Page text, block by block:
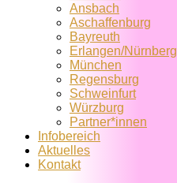
Ansbach
Aschaffenburg
Bayreuth
Erlangen/Nürnberg
München
Regensburg
Schweinfurt
Würzburg
Partner*innen
Infobereich
Aktuelles
Kontakt